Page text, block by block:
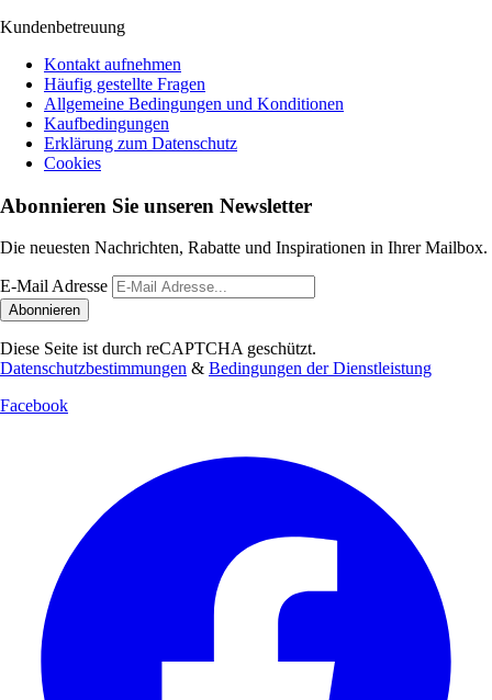
Kundenbetreuung
Kontakt aufnehmen
Häufig gestellte Fragen
Allgemeine Bedingungen und Konditionen
Kaufbedingungen
Erklärung zum Datenschutz
Cookies
Abonnieren Sie unseren Newsletter
Die neuesten Nachrichten, Rabatte und Inspirationen in Ihrer Mailbox.
E-Mail Adresse
Abonnieren
Diese Seite ist durch reCAPTCHA geschützt.
Datenschutzbestimmungen & Bedingungen der Dienstleistung
Facebook